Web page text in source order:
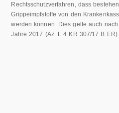
Rechtsschutzverfahren, dass
Grippeimpfstoffe von den
werden können. Dies gelte auch
Jahre 2017 (Az. L 4 KR 307/17 B ER).